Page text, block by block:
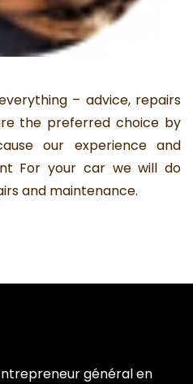
– advice, repairs
the preferred choice by
our experience and
For your car we will do
and maintenance.
général en